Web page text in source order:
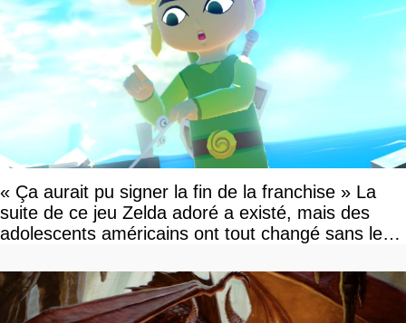
« Ça aurait pu signer la fin de la franchise » La
suite de ce jeu Zelda adoré a existé, mais des
adolescents américains ont tout changé sans le